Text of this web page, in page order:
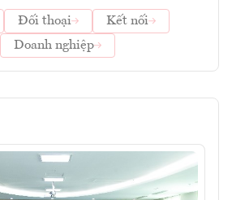
Đối thoại
Kết nối
Doanh nghiệp